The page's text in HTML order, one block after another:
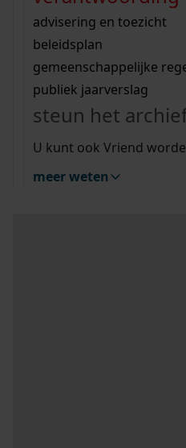
bouwvergunningen
omgevingsvergunningen
vergunningen
beeld en geluid
uitleg nodig?
Wij helpen u op weg met
bekijk alle zoektips
Wij helpen u op weg met
bekijk alle zoektips
bekijk ons
advisering en toezicht
beleidsplan
gemeenschappelijke
publiek jaarverslag
steun het
U kunt ook Vriend
meer weten
Mijn Studiezaal (inloggen)